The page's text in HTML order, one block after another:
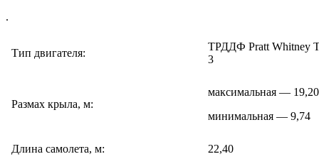
.
Тип двигателя:
ТРДДФ Pratt Whitney
3
Размах крыла, м:
максимальная — 19,20
минимальная — 9,74
Длина самолета, м:
22,40